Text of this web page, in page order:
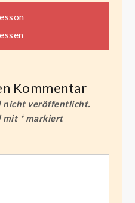
Kommentar
nicht veröffentlicht.
mit *markiert